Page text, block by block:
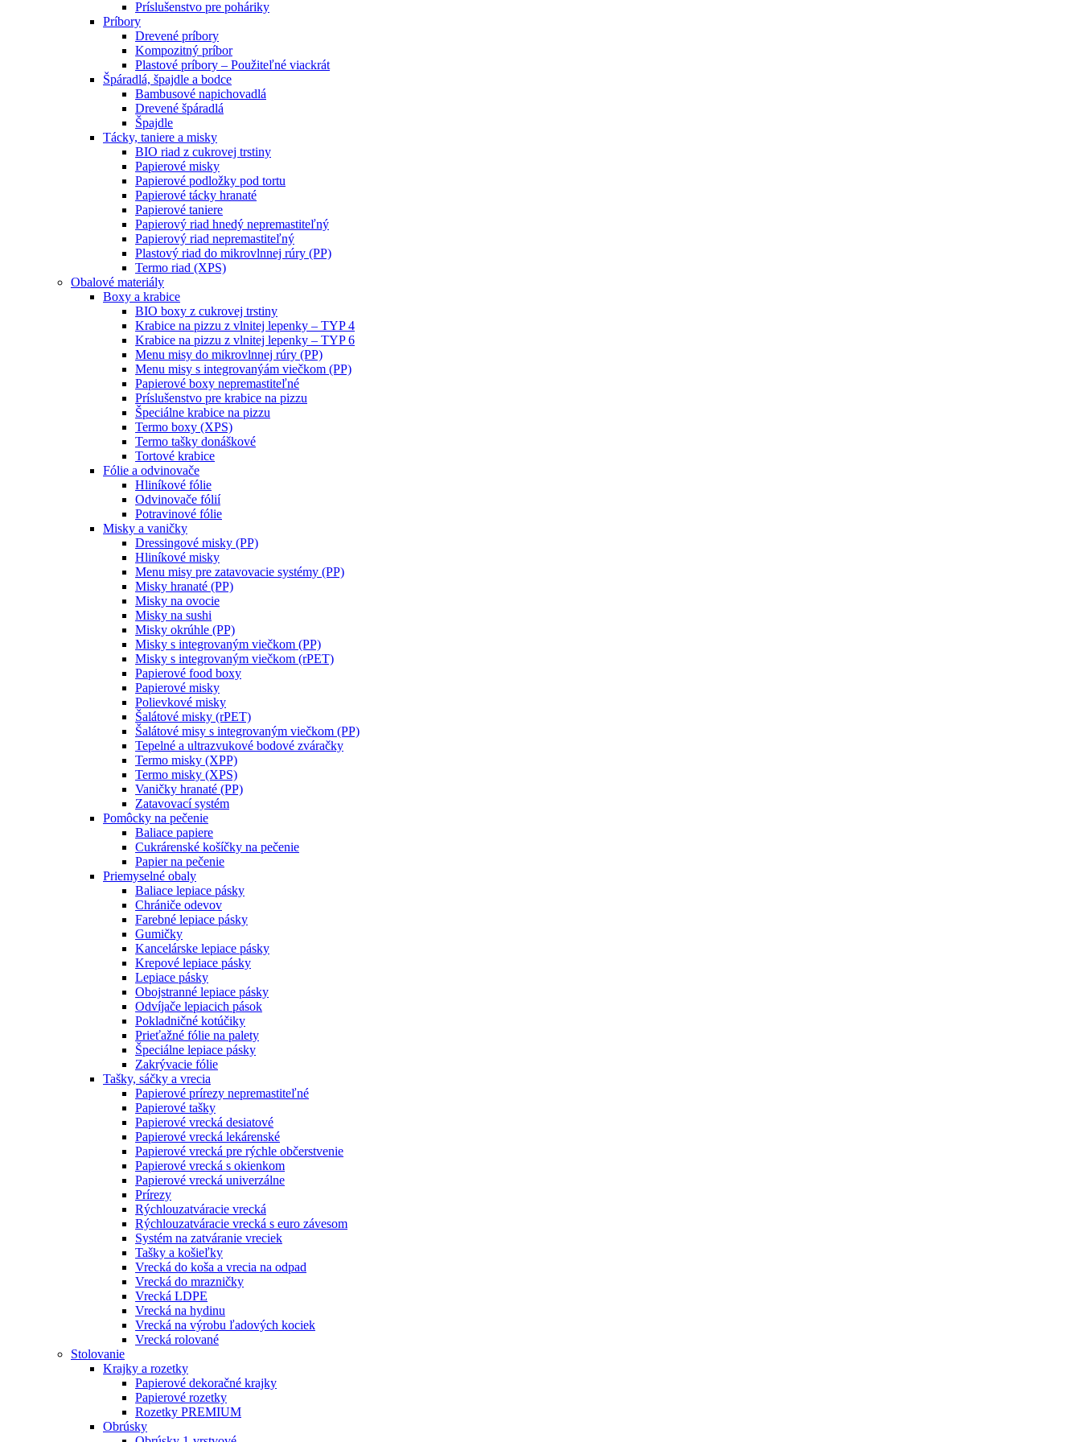
Príslušenstvo pre poháriky
Príbory
Drevené príbory
Kompozitný príbor
Plastové príbory – Použiteľné viackrát
Špáradlá, špajdle a bodce
Bambusové napichovadlá
Drevené špáradlá
Špajdle
Tácky, taniere a misky
BIO riad z cukrovej trstiny
Papierové misky
Papierové podložky pod tortu
Papierové tácky hranaté
Papierové taniere
Papierový riad hnedý nepremastiteľný
Papierový riad nepremastiteľný
Plastový riad do mikrovlnnej rúry (PP)
Termo riad (XPS)
Obalové materiály
Boxy a krabice
BIO boxy z cukrovej trstiny
Krabice na pizzu z vlnitej lepenky – TYP 4
Krabice na pizzu z vlnitej lepenky – TYP 6
Menu misy do mikrovlnnej rúry (PP)
Menu misy s integrovanýám viečkom (PP)
Papierové boxy nepremastiteľné
Príslušenstvo pre krabice na pizzu
Špeciálne krabice na pizzu
Termo boxy (XPS)
Termo tašky donáškové
Tortové krabice
Fólie a odvinovače
Hliníkové fólie
Odvinovače fólií
Potravinové fólie
Misky a vaničky
Dressingové misky (PP)
Hliníkové misky
Menu misy pre zatavovacie systémy (PP)
Misky hranaté (PP)
Misky na ovocie
Misky na sushi
Misky okrúhle (PP)
Misky s integrovaným viečkom (PP)
Misky s integrovaným viečkom (rPET)
Papierové food boxy
Papierové misky
Polievkové misky
Šalátové misky (rPET)
Šalátové misy s integrovaným viečkom (PP)
Tepelné a ultrazvukové bodové zváračky
Termo misky (XPP)
Termo misky (XPS)
Vaničky hranaté (PP)
Zatavovací systém
Pomôcky na pečenie
Baliace papiere
Cukrárenské košíčky na pečenie
Papier na pečenie
Priemyselné obaly
Baliace lepiace pásky
Chrániče odevov
Farebné lepiace pásky
Gumičky
Kancelárske lepiace pásky
Krepové lepiace pásky
Lepiace pásky
Obojstranné lepiace pásky
Odvíjače lepiacich pások
Pokladničné kotúčiky
Prieťažné fólie na palety
Špeciálne lepiace pásky
Zakrývacie fólie
Tašky, sáčky a vrecia
Papierové prírezy nepremastiteľné
Papierové tašky
Papierové vrecká desiatové
Papierové vrecká lekárenské
Papierové vrecká pre rýchle občerstvenie
Papierové vrecká s okienkom
Papierové vrecká univerzálne
Prírezy
Rýchlouzatváracie vrecká
Rýchlouzatváracie vrecká s euro závesom
Systém na zatváranie vreciek
Tašky a košieľky
Vrecká do koša a vrecia na odpad
Vrecká do mrazničky
Vrecká LDPE
Vrecká na hydinu
Vrecká na výrobu ľadových kociek
Vrecká rolované
Stolovanie
Krajky a rozetky
Papierové dekoračné krajky
Papierové rozetky
Rozetky PREMIUM
Obrúsky